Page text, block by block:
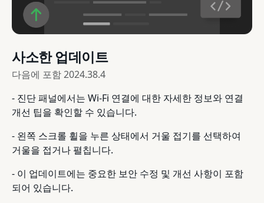
사소한 업데이트
다음에 포함2024.38.4
- 진단 패널에서는 Wi-Fi 연결에 대한 자세한 정보와 연결
개선 팁을 확인할 수 있습니다.
- 왼쪽 스크롤 휠을 누른 상태에서 거울 접기를 선택하여
거울을 접거나 펼칩니다.
- 이 업데이트에는 중요한 보안 수정 및 개선 사항이 포함
되어 있습니다.